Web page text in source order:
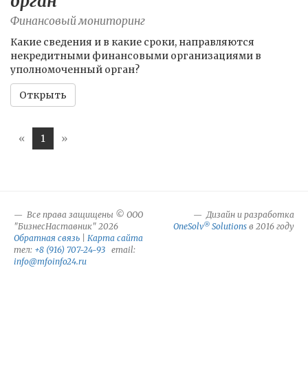
Финансовый мониторинг
Какие сведения и в какие сроки, направляются
некредитными финансовыми организациями в
уполномоченный орган?
Открыть
« 1 »
Все права защищены © ООО
"БизнесНаставник" 2026
Обратная связь
Карта сайта
тел: +8 (916) 707-24-93 email:
info@mfoinfo24.ru
Дизайн и разработка
OneSolv® Solutions в 2016 году